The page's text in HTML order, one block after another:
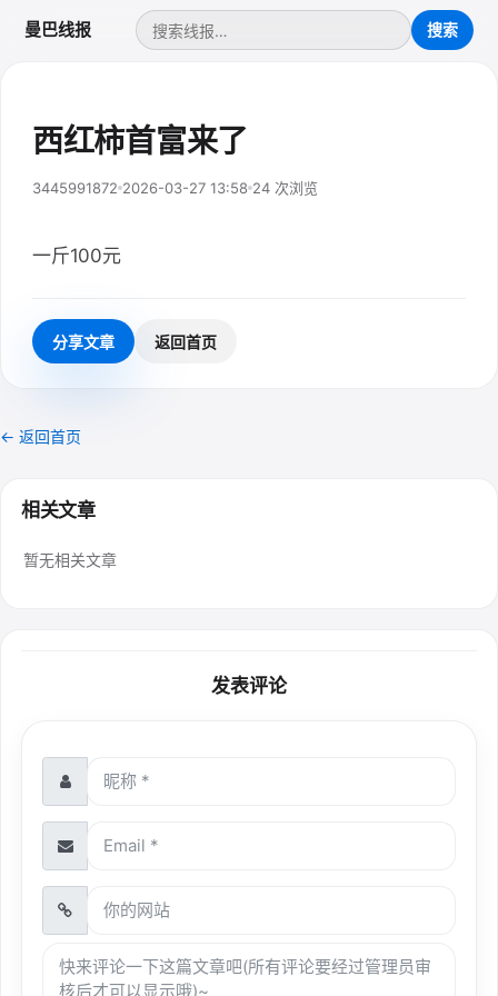
曼巴线报
西红柿首富来了
3445991872 2026-03-27 13:58 24 次浏览
一斤100元
分享文章 返回首页
← 返回首页
相关文章
暂无相关文章
发表评论